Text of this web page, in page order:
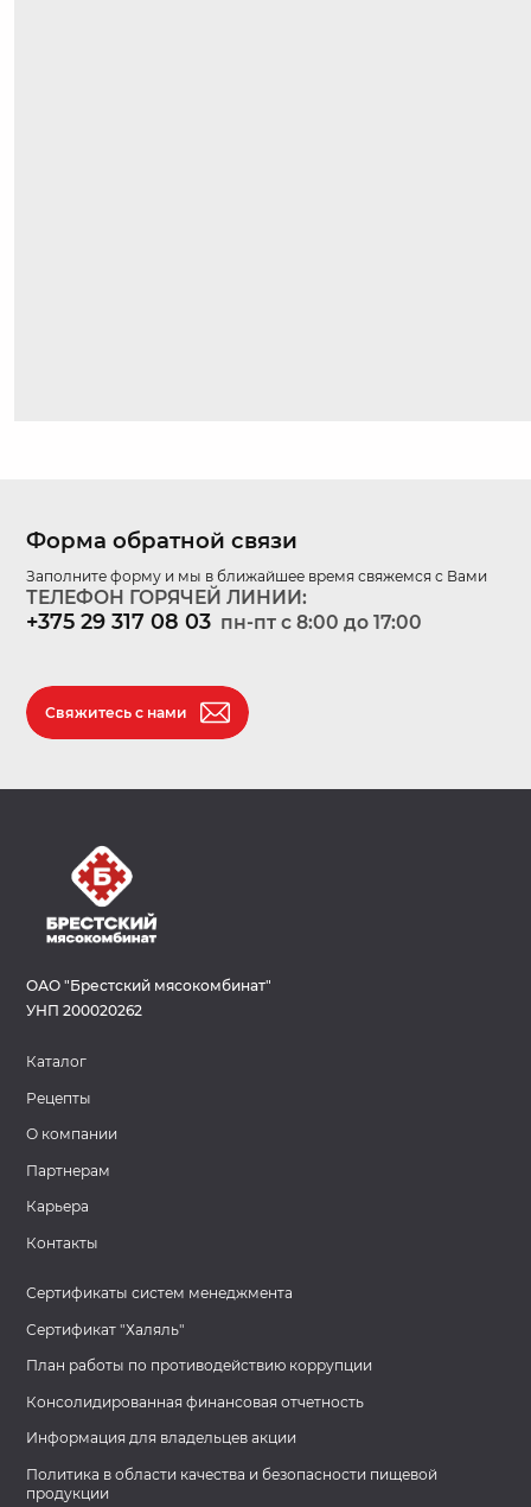
Форма обратной связи
Заполните форму и мы в ближайшее время свяжемся с Вами
ТЕЛЕФОН ГОРЯЧЕЙ ЛИНИИ:
+375 29 317 08 03 пн-пт c 8:00 до 17:00
Свяжитесь с нами
ОАО "Брестский мясокомбинат"
УНП 200020262
Каталог
Рецепты
О компании
Партнерам
Карьера
Контакты
Сертификаты систем менеджмента
Сертификат "Халяль"
План работы по противодействию коррупции
Консолидированная финансовая отчетность
Информация для владельцев акции
Политика в области качества и безопасности пищевой
продукции